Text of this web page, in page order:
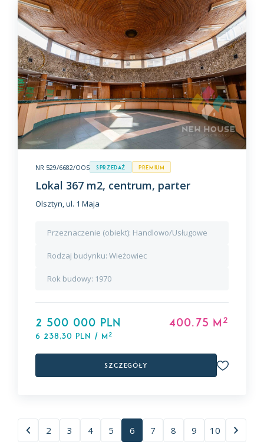
NR 529/6682/OOS Sprzedaż premium
Lokal 367 m2, centrum, parter
Olsztyn, ul. 1 Maja
Przeznaczenie (obiekt): Handlowo/Usługowe
Rodzaj budynku: Wieżowiec
Rok budowy: 1970
2 500 000 PLN
6 238,30 PLN / m2
400.75 m 2
Szczegóły
2 3 4 5 6 7 8 9 10